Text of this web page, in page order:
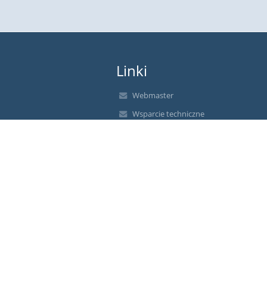
Linki
Webmaster
Wsparcie techniczne